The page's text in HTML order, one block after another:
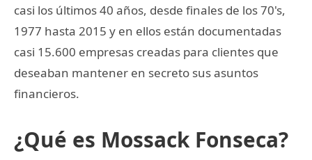
casi los últimos 40 años, desde finales de los 70's,
1977 hasta 2015 y en ellos están documentadas
casi 15.600 empresas creadas para clientes que
deseaban mantener en secreto sus asuntos
financieros.
¿Qué es Mossack Fonseca?